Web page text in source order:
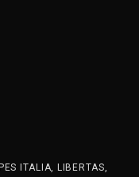
ITALIA, LIBERTAS,